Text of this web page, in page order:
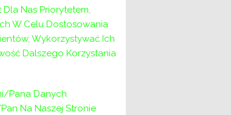
Nas Priorytetem,
W Celu Dostosowania
Wykorzystywać Ich
Dalszego Korzystania
Pana Danych
Na Naszej Stronie
26G.